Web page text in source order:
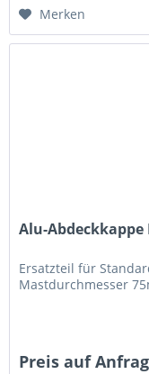
Merken
Alu-
Ersatzteil für
Mastdurchmesser
Preis auf